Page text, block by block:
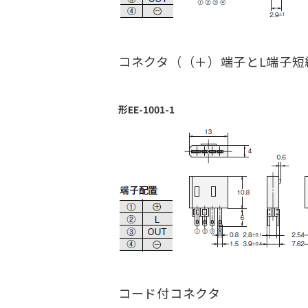
コネクタ（（＋）端子とL端子
形EE-1001-1
コード付コネクタ